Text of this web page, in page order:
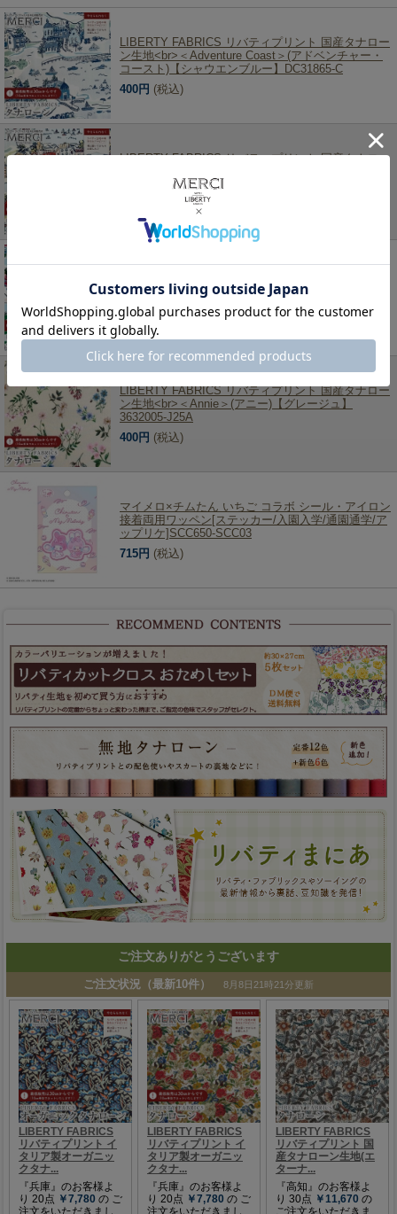
LIBERTY FABRICS リバティプリント 国産タナロー
ン生地<br>＜Adventure Coast＞(アドベンチャー・
コースト)【シャウエンブルー】DC31865-C
400円 (税込)
LIBERTY FABRICS リバティプリント 国産タナロー
コースト)【サンドメディナ】DC31865-B
ン生地<br>＜Adventure Coast＞(アドベンチャー・
コースト)【ターコイズバザール】DC31865-A
400円 (税込)
LIBERTY FABRICS リバティプリント 国産タナロー
ン生地<br>＜Annie＞(アニー)【グレージュ】
3632005-J25A
400円 (税込)
マイメロ×チムたん いちご コラボ シール・アイロン
接着両用ワッペン[ステッカー/入園入学/通園通学/ア
ップリケ]SCC650-SCC03
715円 (税込)
ご注文ありがとうございます